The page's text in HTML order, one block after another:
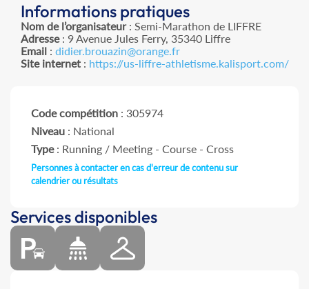
Informations pratiques
Nom de l’organisateur: Semi-Marathon de LIFFRE
Adresse: 9 Avenue Jules Ferry, 35340 Liffre
Email: didier.brouazin@orange.fr
Site internet: https://us-liffre-athletisme.kalisport.com/
Code compétition : 305974
Niveau : National
Type: Running / Meeting - Course - Cross
Personnes à contacter en cas d'erreur de contenu sur
calendrier ou résultats
Services disponibles